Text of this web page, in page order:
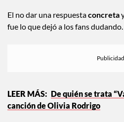
El no dar una respuestaconcreta
fue lo que dejó a los fans dudando.
De quién se trata
canción de Olivia Rodrigo